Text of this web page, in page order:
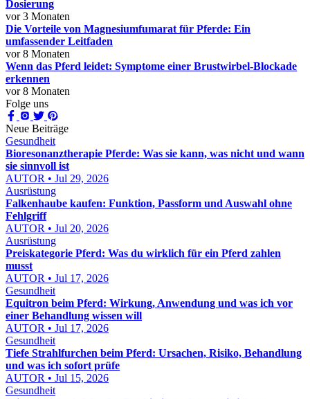
Dosierung
vor 3 Monaten
Die Vorteile von Magnesiumfumarat für Pferde: Ein
umfassender Leitfaden
vor 8 Monaten
Wenn das Pferd leidet: Symptome einer Brustwirbel-Blockade
erkennen
vor 8 Monaten
Folge uns
Neue Beiträge
Gesundheit
Bioresonanztherapie Pferde: Was sie kann, was nicht und wann
sie sinnvoll ist
AUTOR • Jul 29, 2026
Ausrüstung
Falkenhaube kaufen: Funktion, Passform und Auswahl ohne
Fehlgriff
AUTOR • Jul 20, 2026
Ausrüstung
Preiskategorie Pferd: Was du wirklich für ein Pferd zahlen
musst
AUTOR • Jul 17, 2026
Gesundheit
Equitron beim Pferd: Wirkung, Anwendung und was ich vor
einer Behandlung wissen will
AUTOR • Jul 17, 2026
Gesundheit
Tiefe Strahlfurchen beim Pferd: Ursachen, Risiko, Behandlung
und was ich sofort prüfe
AUTOR • Jul 15, 2026
Gesundheit